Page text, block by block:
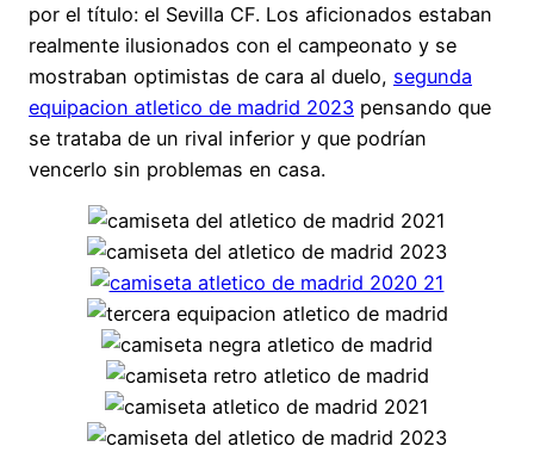
por el título: el Sevilla CF. Los aficionados estaban
realmente ilusionados con el campeonato y se
mostraban optimistas de cara al duelo, segunda
equipacion atletico de madrid 2023 pensando que
se trataba de un rival inferior y que podrían
vencerlo sin problemas en casa.